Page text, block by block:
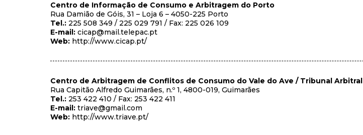
Centro de Informação de Consumo e Arbitragem do Porto
Rua Damião de Góis, 31 – Loja 6 – 4050-225 Porto
Tel.: 225 508 349 / 225 029 791 / Fax: 225 026 109
E-mail: cicap@mail.telepac.pt
Web: http://www.cicap.pt/
Centro de Arbitragem de Conflitos de Consumo do Vale do Ave / Tribunal Arbitral
Rua Capitão Alfredo Guimarães, n.º 1, 4800-019, Guimarães
Tel.: 253 422 410 / Fax: 253 422 411
E-mail: triave@gmail.com
Web: http://www.triave.pt/